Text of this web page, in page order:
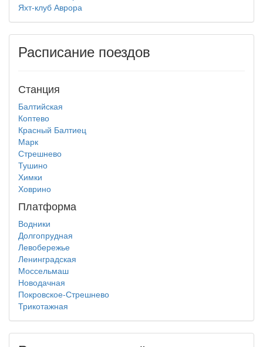
Яхт-клуб Аврора
Расписание поездов
Станция
Балтийская
Коптево
Красный Балтиец
Марк
Стрешнево
Тушино
Химки
Ховрино
Платформа
Водники
Долгопрудная
Левобережье
Ленинградская
Моссельмаш
Новодачная
Покровское-Стрешнево
Трикотажная